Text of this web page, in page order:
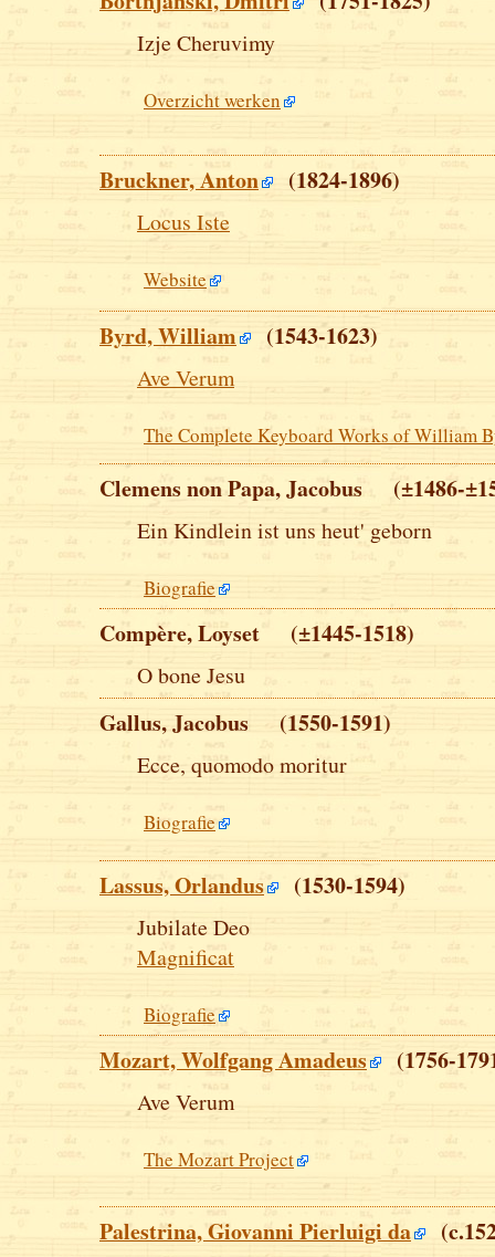
Izje Cheruvimy
Overzicht werken
Bruckner, Anton (1824-1896)
Locus Iste
Website
Byrd, William (1543-1623)
Ave Verum
The Complete Keyboard Works of William
Clemens non Papa, Jacobus (±1486-
Ein Kindlein ist uns heut' geborn
Biografie
Compère, Loyset (±1445-1518)
O bone Jesu
Gallus, Jacobus (1550-1591)
Ecce, quomodo moritur
Biografie
Lassus, Orlandus (1530-1594)
Jubilate Deo
Magnificat
Biografie
Mozart, Wolfgang Amadeus (1756-
Ave Verum
The Mozart Project
Palestrina, Giovanni Pierluigi da